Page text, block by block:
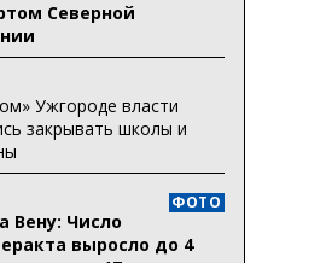
Северной
Ужгороде власти
закрывать школы и
ФОТО
Вену: Число
выросло до 4